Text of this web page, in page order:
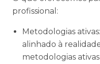
profissional:
Metodologias
alinhado à
metodologias ativas